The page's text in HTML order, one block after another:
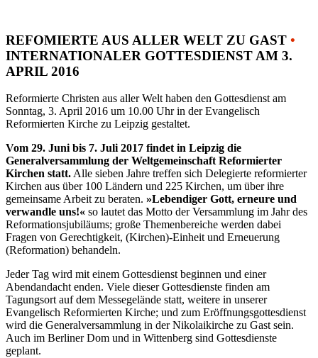
REFOMIERTE AUS ALLER WELT ZU GAST •
INTERNATIONALER GOTTESDIENST AM 3.
APRIL 2016
Reformierte Christen aus aller Welt haben den Gottesdienst am
Sonntag, 3. April 2016 um 10.00 Uhr in der Evangelisch
Reformierten Kirche zu Leipzig gestaltet.
Vom 29. Juni bis 7. Juli 2017 findet in Leipzig die
Generalversammlung der Weltgemeinschaft Reformierter
Kirchen statt.Alle sieben Jahre treffen sich Delegierte reformierter
Kirchen aus über 100 Ländern und 225 Kirchen, um über ihre
gemeinsame Arbeit zu beraten. »Lebendiger Gott, erneure und
verwandle uns!« so lautet das Motto der Versammlung im Jahr des
Reformationsjubiläums; große Themenbereiche werden dabei
Fragen von Gerechtigkeit, (Kirchen)-Einheit und Erneuerung
(Reformation) behandeln.
Jeder Tag wird mit einem Gottesdienst beginnen und einer
Abendandacht enden. Viele dieser Gottesdienste finden am
Tagungsort auf dem Messegelände statt, weitere in unserer
Evangelisch Reformierten Kirche; und zum Eröffnungsgottesdienst
wird die Generalversammlung in der Nikolaikirche zu Gast sein.
Auch im Berliner Dom und in Wittenberg sind Gottesdienste
geplant.